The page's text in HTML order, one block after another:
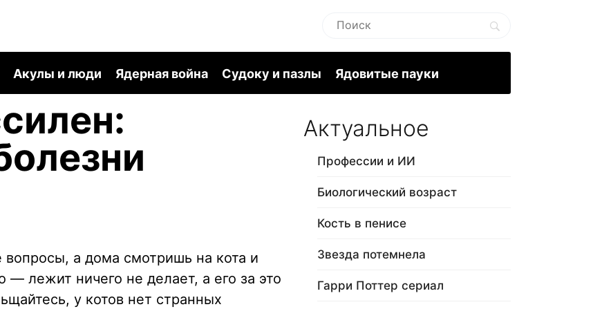
Акулы и люди Ядерная война Судоку и пазлы Ядовитые пауки
а дома смотришь на кота и
лежит ничего не делает, а его за это
у котов нет странных
Актуальное
Профессии и ИИ
Биологический возраст
Кость в пенисе
Звезда потемнела
Гарри Поттер сериал